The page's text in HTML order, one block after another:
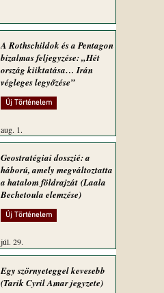
A Rothschildok és a Pentagon
bizalmas feljegyzése: „Hét
ország kiiktatása… Irán
végleges legyőzése”
Új Történelem
aug. 1.
Geostratégiai dosszié: a
háború, amely megváltoztatta
a hatalom földrajzát (Laala
Bechetoula elemzése)
Új Történelem
júl. 29.
Egy szörnyeteggel kevesebb
(Tarik Cyril Amar jegyzete)